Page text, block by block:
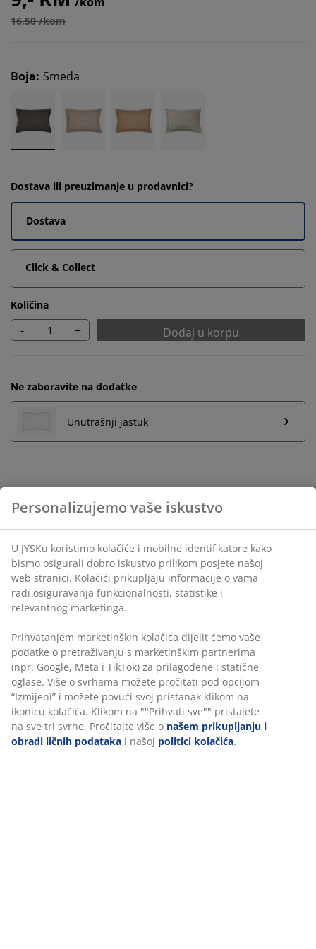
16,50 /kom
Boja: Smeđa
Dostava ili preuzimanje u prodavnici?
Dostava
Click & Collect
Količina
- + Dodaj u korpu
Ne zaboravite na dodatke
Unutrašnji jastuk
Bez vremenskog ograničenja - vratite u bilo koju JYSK
Garancija cijene
30 dana garancije cijene za sve proizvode
Fleksibilne opcije dostave
Brza i jednostavna dostava po vašem izboru
šifra artikla: 6888226
Podaci o proizvodu